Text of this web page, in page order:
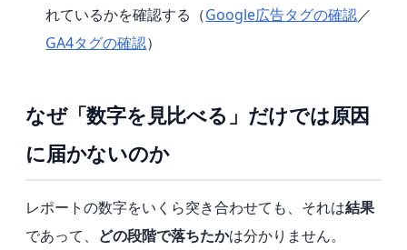
れているかを確認する（Google広告タグの確認／
GA4タグの確認）
なぜ「数字を見比べる」だけでは原因
に届かないのか
レポートの数字をいくら突き合わせても、それは結果
であって、 どの段階で落ちたかは分かりません。